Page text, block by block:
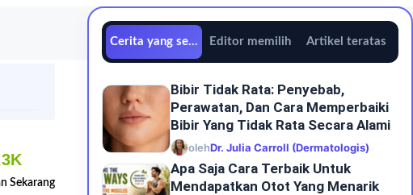
Sekarang
Cerita yang sedang trenEditor memilih Artikel teratas
Bibir Tidak Rata: Penyebab,
Perawatan, Dan Cara Memperbaiki
Bibir Yang Tidak Rata Secara Alami
olehDr. Julia Carroll (Dermatologis)
Apa Saja Cara Terbaik Untuk
Mendapatkan Otot Yang Menarik